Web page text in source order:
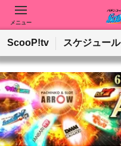
メニュー
動画を検索 ホールを検索
ScooP!tv スケジュール